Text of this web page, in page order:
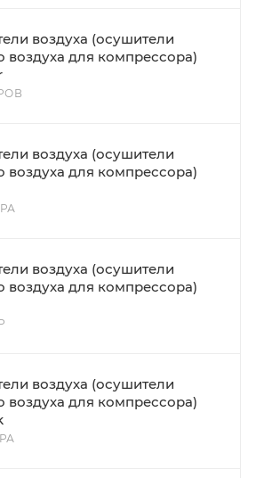
воздуха (осушители
воздуха для компрессора)
воздуха (осушители
воздуха для компрессора)
воздуха (осушители
воздуха для компрессора)
воздуха (осушители
воздуха для компрессора)